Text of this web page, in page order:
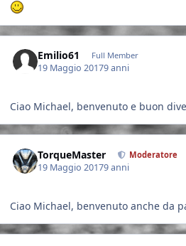
Emilio61 Full Member
19 Maggio 20179 anni
Ciao Michael, benvenuto e buon
TorqueMaster Moderatore
19 Maggio 20179 anni
Ciao Michael, benvenuto anche da